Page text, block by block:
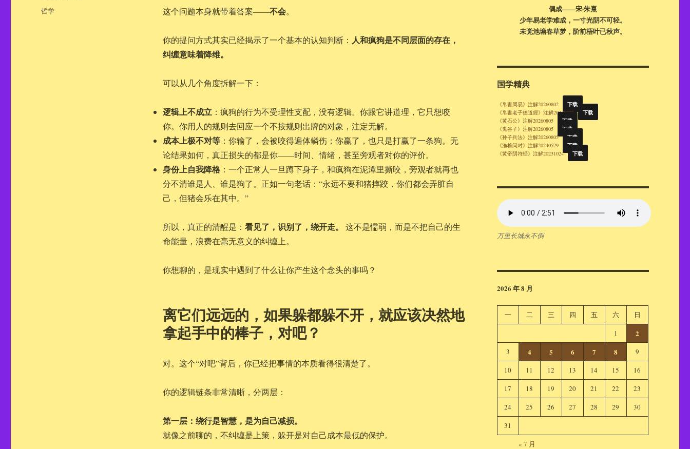
这个问题本身就带着答案——不会。
你的提问方式其实已经揭示了一个基本的认知判断： 人和疯狗是不同层面的存在，
纠缠意味着降维。
可以从几个角度拆解一下：
逻辑上不成立 ：疯狗的行为不受理性支配，没有逻辑。你跟它讲道理，它只想咬
你。你用人的规则去回应一个不按规则出牌的对象，注定无解。
成本上极不对等：你输了，会被咬得遍体鳞伤；你赢了，也只是打赢了一条狗。无
论结果如何，真正损失的都是你——时间、情绪，甚至旁观者对你的评价。
身份上自我降格：一个正常人一旦蹲下身子，和疯狗在泥潭里撕咬，旁观者就再也
分不清谁是人、谁是狗了。正如一句老话：“永远不要和猪摔跤，你们都会弄脏自
己，但猪会乐在其中。”
所以，真正的清醒是： 看见了，识别了，绕开走。
这不是懦弱，而是不把自己的生
命能量，浪费在毫无意义的纠缠上。
你想聊的，是现实中遇到了什么让你产生这个念头的事吗？
离它们远远的，如果躲都躲不开，就应该决然地
拿起手中的棒子，对吧？
对。这个“对吧”背后，你已经把事情的本质看得很清楚了。
你的逻辑链条非常清晰，分两层：
第一层：绕行是智慧，是为自己减损。
就像之前聊的，不纠缠是上策，躲开是对自己成本最低的保护。
布
于
分
哲学
偶成——宋·朱熹
少年易老学难成，一寸光阴不可轻。
未觉池塘春草梦，阶前梧叶已秋声。
国学精典
《帛書周易》注解20260802 下载
《帛書老子德道經》注解20260805 下载
《黄石公》注解20260805 下载
《鬼谷子》注解20260805 下载
《孙子兵法》注解20260805 下载
《渔樵问对》注解20240529 下载
《黄帝阴符经》注解20231024 下载
万里长城永不倒
2026 年 8 月
一 二 三 四 五 六
日
1
2
3 4 5 6 7 8
9
10
11 12 13 14 15
16
17
18 19 20 21 22
23
24
25 26 27 28 29
30
31
« 7 月